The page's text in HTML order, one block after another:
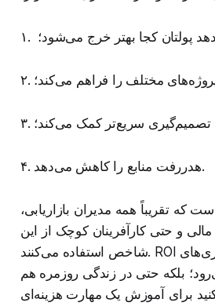
پولتان کجا بهتر خرج می‌شود؛
پروژه‌های مختلف را فراهم می‌کند؛
به تصمیم‌گیری سریع‌تر کمک می‌کند؛
۴. هدررفت منابع را کاهش می‌دهد.
که تقریباً همه مدیران بازاریابی،
و حتی کارآفرینان کوچک از این
شاخص استفاده می‌کنند. ROI فقط برای سرمایه‌گذاری‌های
بلکه حتی در زندگی روزمره هم
برای آموزش یک مهارت هزینه‌ای